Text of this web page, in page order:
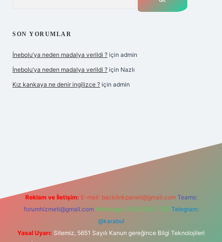
SON YORUMLAR
İnebolu’ya neden madalya verildi ? için admin
İnebolu’ya neden madalya verildi ? için Nazlı
Kız kankaya ne denir ingilizce ? için admin
Reklam ve İletişim: E-mail: backlinkpaneli@gmail.com Teams:
forumhizmeti@gmail.com Whatsapp: 0262 606 0 726 Telegram:
@karabul
Yasal Uyarı: Sitemiz, 5651 Sayılı Kanun gereğince Bilgi Teknolojileri